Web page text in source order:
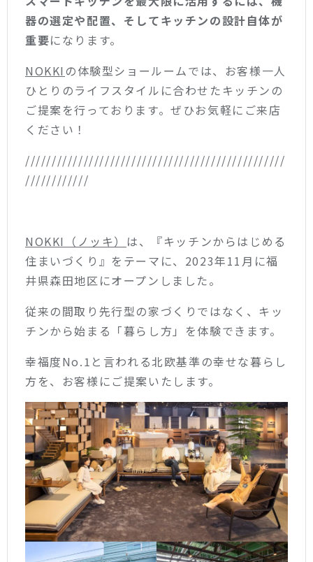
器の選定や配置、そしてキッチンの設計自体が
重要になります。
NOKKI の体験型ショールームでは、お客様一人
ひとりのライフスタイルに合わせたキッチンの
ご提案を行っております。ぜひお気軽にご来店
ください！
/////////////////////////////////////////////////
////////////
NOKKI（ノッキ） は、『キッチンからはじめる
住まいづくり』をテーマに、2023年11月に福
井県森田地区にオープンしました。
従来の間取り先行型の家づくりではなく、キッ
チンから始まる「暮らし方」を体験できます。
幸福度No.1と言われる北欧基準の幸せな暮らし
方を、お客様にご提案いたします。